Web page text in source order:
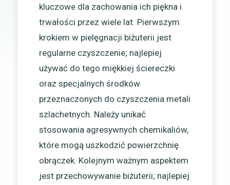
kluczowe dla zachowania ich piękna i
trwałości przez wiele lat. Pierwszym
krokiem w pielęgnacji biżuterii jest
regularne czyszczenie; najlepiej
używać do tego miękkiej ściereczki
oraz specjalnych środków
przeznaczonych do czyszczenia metali
szlachetnych. Należy unikać
stosowania agresywnych chemikaliów,
które mogą uszkodzić powierzchnię
obrączek. Kolejnym ważnym aspektem
jest przechowywanie biżuterii; najlepiej